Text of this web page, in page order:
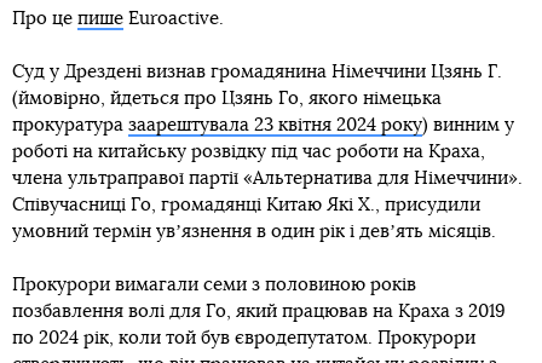
Про це пише Euroactive.
Суд у Дрездені визнав громадянина Німеччини Цзянь Г.
(ймовірно, йдеться про Цзянь Го, якого німецька
прокуратура заарештувала 23 квітня 2024 року) винним у
роботі на китайську розвідку під час роботи на Краха,
члена ультраправої партії «Альтернатива для Німеччини».
Співучасниці Го, громадянці Китаю Які X., присудили
умовний термін увʼязнення в один рік і девʼять місяців.
Прокурори вимагали семи з половиною років
позбавлення волі для Го, який працював на Краха з 2019
по 2024 рік, коли той був євродепутатом. Прокурори